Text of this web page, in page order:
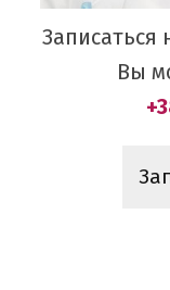
Записаться
Вы